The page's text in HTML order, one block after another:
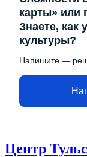
карты» или
Знаете, как
культуры?
Напишите —
Центр